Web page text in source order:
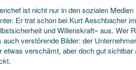
ist nicht nur in den sozialen
Er trat schon bei Kurt Aeschbacher
und Willenskraft» aus. Wer
auch verstörende Bilder: der
etwas verschämt, aber doch gut